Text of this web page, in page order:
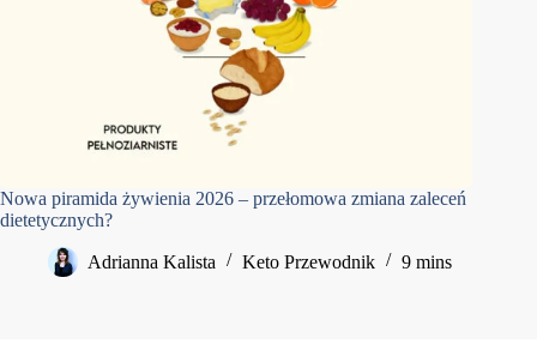
Nowa piramida żywienia 2026 – przełomowa zmiana zaleceń
dietetycznych?
Adrianna Kalista Keto Przewodnik 9 mins